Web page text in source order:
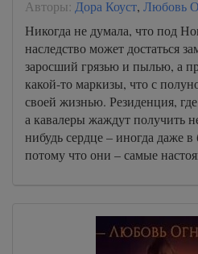
Авторы: Дора Коуст, Любовь
Никогда не думала, что под
наследство может достаться
заросший грязью и пылью, а
какой-то маркизы, что с
своей жизнью. Резиденция,
а кавалеры жаждут получить
нибудь сердце – иногда даже
потому что они – самые